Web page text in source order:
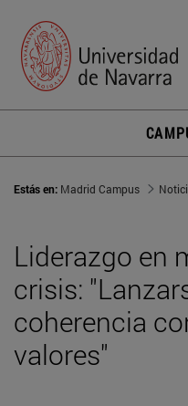
Estás en: Madrid Campus
Liderazgo en
crisis:
coherencia
valores"